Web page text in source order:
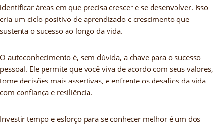
identificar áreas em que precisa crescer e se desenvolver. Isso
cria um ciclo positivo de aprendizado e crescimento que
sustenta o sucesso ao longo da vida.
O autoconhecimento é, sem dúvida, a chave para o sucesso
pessoal. Ele permite que você viva de acordo com seus valores,
tome decisões mais assertivas, e enfrente os desafios da vida
com confiança e resiliência.
Investir tempo e esforço para se conhecer melhor é um dos